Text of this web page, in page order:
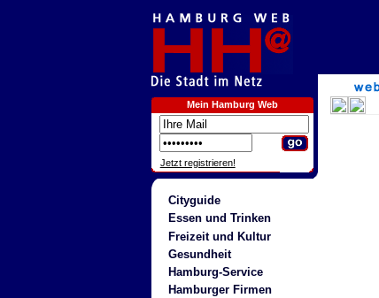
Mein Hamburg Web
Jetzt registrieren!
Cityguide
Essen und Trinken
Freizeit und Kultur
Gesundheit
Hamburg-Service
Hamburger Firmen